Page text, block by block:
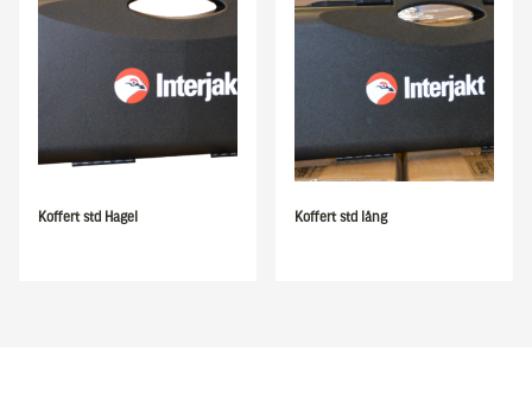
Koffert std Hagel Koffert std lång